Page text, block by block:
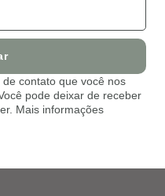
contato que você nos
pode deixar de receber
Mais informações